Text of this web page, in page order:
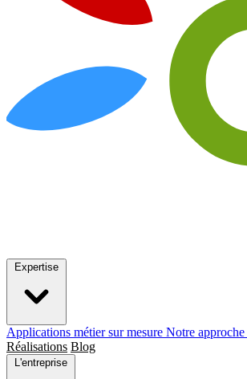
Applications métier sur mesure Notre approche
Réalisations Blog